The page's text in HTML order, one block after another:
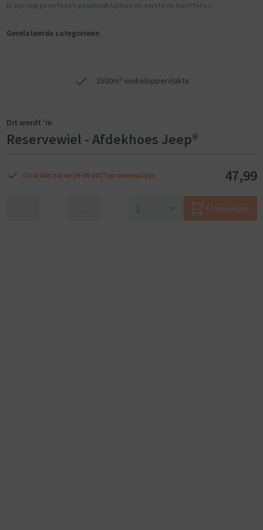
Er zijn nog geen foto’s geupload! Upload als eerste de klantfoto’s
Gerelateerde categorieën
2500m² winkeloppervlakte
Dit wordt 'm
Reservewiel - Afdekhoes Jeep®
Dit artikel zal op 19-04-2027 op voorraad zijn 47,99
toevoegen